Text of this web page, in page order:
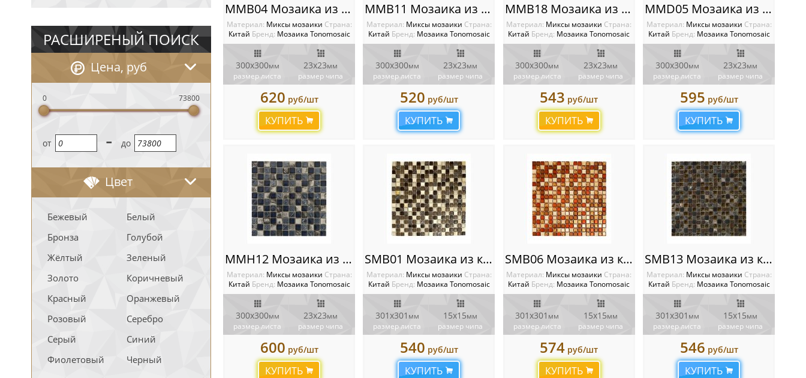
РАСШИРЕНЫЙ ПОИСК
Цена, руб
0 73800
oт - до
Цвет
Бежевый
Белый
Бронза
Голубой
Жёлтый
Зеленый
Золото
Коричневый
Красный
Оранжевый
Розовый
Серебро
Серый
Синий
Фиолетовый
Черный
MMB04 Мозаика из камня и стекла
Материал: Миксы мозаики Cтрана:
Китай Бренд: Мозаика Tonomosaic
300х300мм
размер листа
23х23мм
размер чипа
620 руб/шт
КУПИТЬ
MMB11 Мозаика из камня и стекла
Материал: Миксы мозаики Cтрана:
Китай Бренд: Мозаика Tonomosaic
300х300мм
размер листа
23х23мм
размер чипа
520 руб/шт
КУПИТЬ
MMB18 Мозаика из камня и стекла
Материал: Миксы мозаики Cтрана:
Китай Бренд: Мозаика Tonomosaic
300х300мм
размер листа
23х23мм
размер чипа
543 руб/шт
КУПИТЬ
MMD05 Мозаика из камня и стекла
Материал: Миксы мозаики Cтрана:
Китай Бренд: Мозаика Tonomosaic
300х300мм
размер листа
23х23мм
размер чипа
595 руб/шт
КУПИТЬ
MMH12 Мозаика из камня и стекла
Материал: Миксы мозаики Cтрана:
Китай Бренд: Мозаика Tonomosaic
300х300мм
размер листа
23х23мм
размер чипа
600 руб/шт
КУПИТЬ
SMB01 Мозаика из камня и стекла
Материал: Миксы мозаики Cтрана:
Китай Бренд: Мозаика Tonomosaic
301х301 мм
размер листа
15х15мм
размер чипа
540 руб/шт
КУПИТЬ
SMB06 Мозаика из камня и стекла
Материал: Миксы мозаики Cтрана:
Китай Бренд: Мозаика Tonomosaic
301х301 мм
размер листа
15х15мм
размер чипа
574 руб/шт
КУПИТЬ
SMB13 Мозаика из камня и стекла
Материал: Миксы мозаики Cтрана:
Китай Бренд: Мозаика Tonomosaic
301х301 мм
размер листа
15х15мм
размер чипа
546 руб/шт
КУПИТЬ